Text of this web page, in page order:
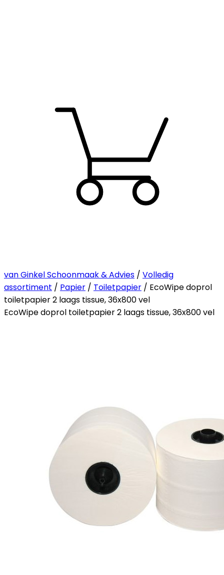
van Ginkel Schoonmaak & Advies / Volledig
assortiment / Papier / Toiletpapier / EcoWipe doprol
toiletpapier 2 laags tissue, 36x800 vel
EcoWipe doprol toiletpapier 2 laags tissue, 36x800 vel